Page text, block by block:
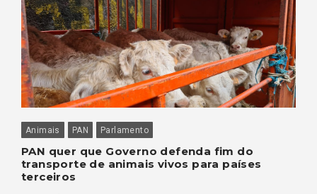
Animais PAN Parlamento
PAN quer que Governo defenda fim do
transporte de animais vivos para países
terceiros